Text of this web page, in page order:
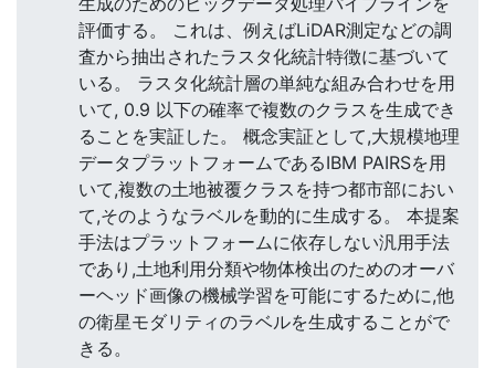
評価する。 これは、例えばLiDAR測定などの調
査から抽出されたラスタ化統計特徴に基づいて
いる。 ラスタ化統計層の単純な組み合わせを用
いて, 0.9 以下の確率で複数のクラスを生成でき
ることを実証した。 概念実証として,大規模地理
データプラットフォームであるIBM PAIRSを用
いて,複数の土地被覆クラスを持つ都市部におい
て,そのようなラベルを動的に生成する。 本提案
手法はプラットフォームに依存しない汎用手法
であり,土地利用分類や物体検出のためのオーバ
ーヘッド画像の機械学習を可能にするために,他
の衛星モダリティのラベルを生成することがで
きる。